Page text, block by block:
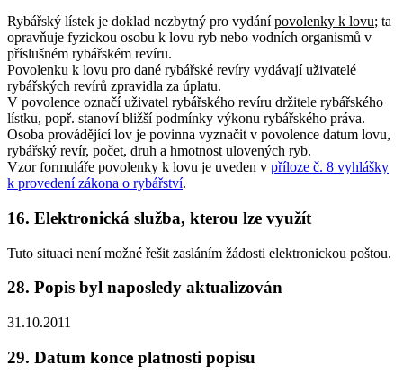
Rybářský lístek je doklad nezbytný pro vydánípovolenky k lovu; ta
opravňuje fyzickou osobu k lovu ryb nebo vodních organismů v
příslušném rybářském revíru.
Povolenku k lovu pro dané rybářské revíry vydávají uživatelé
rybářských revírů zpravidla za úplatu.
V povolence označí uživatel rybářského revíru držitele rybářského
lístku, popř. stanoví bližší podmínky výkonu rybářského práva.
Osoba provádějící lov je povinna vyznačit v povolence datum lovu,
rybářský revír, počet, druh a hmotnost ulovených ryb.
Vzor formuláře povolenky k lovu je uveden v příloze č. 8 vyhlášky
k provedení zákona o rybářství.
16. Elektronická služba, kterou lze využít
Tuto situaci není možné řešit zasláním žádosti elektronickou poštou.
28. Popis byl naposledy aktualizován
31.10.2011
29. Datum konce platnosti popisu